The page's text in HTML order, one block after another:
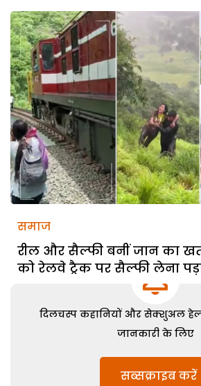
समाज
रील और सैल्फी बनीं जान का
को रेलवे ट्रैक पर सैल्फी लेना पड़ा
दिलचस्प कहानियों और सेक्शुअल
जानकारी के लिए
सब्सक्राइब करें